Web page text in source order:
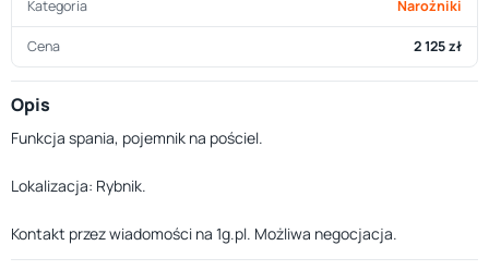
Kategoria Narożniki
Cena 2 125 zł
Opis
Funkcja spania, pojemnik na pościel.
Lokalizacja: Rybnik.
Kontakt przez wiadomości na 1g.pl. Możliwa negocjacja.